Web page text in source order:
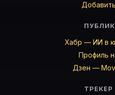
Хабр — ИИ в
Профиль
Дзен —